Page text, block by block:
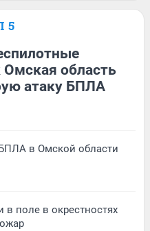
5
Омская область
атаку БПЛА
в Омской области
поле в окрестностях